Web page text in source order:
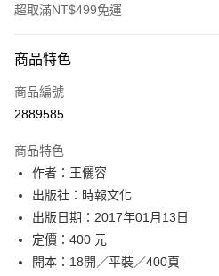
超取滿NT$499免運
信用卡一次付款
ATM付款
運送方式
付款後全家取貨
每筆NT$60，滿NT$499(含以上)免運
付款後7-11取貨
每筆NT$60，滿NT$499(含以上)免運
商品特色
商品編號
2889585
商品特色
作者：王儷容
出版社：時報文化
出版日期：2017年01月13日
定價：400 元
開本：18開／平裝／400頁